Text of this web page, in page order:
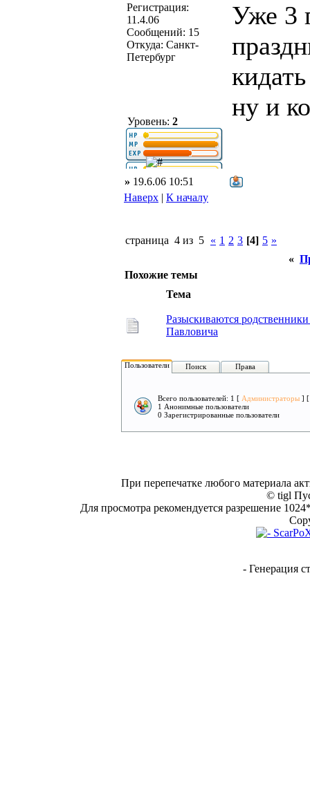
Регистрация:
11.4.06
Сообщений: 15
Откуда: Cанкт-
Петербург
Уровень: 2
Уже 3
ну и
» 19.6.06 10:51
Наверх | К началу
страница 4 из 5 « 1 2 3 [4] 5 »
«
Похожие темы
Тема
Разыскиваются
Павловича
Пользователи Поиск Права
Всего пользователей: 1 [ Администраторы ]
1 Анонимные пользователи
0 Зарегистрированные пользователи
При перепечатке любого материала
© tigl
Для просмотра рекомендуется разрешение
- Генерация